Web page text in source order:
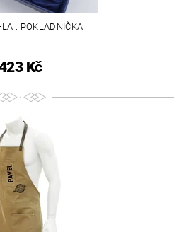
. POKLADNIČKA
Kč